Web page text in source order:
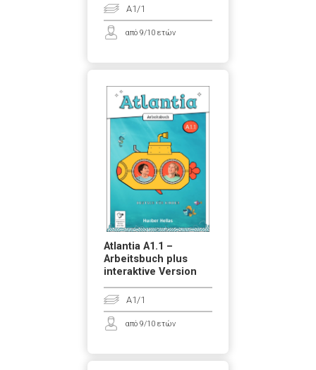
A1/1
από 9/10 ετών
Atlantia A1.1 –
Arbeitsbuch plus
interaktive Version
A1/1
από 9/10 ετών